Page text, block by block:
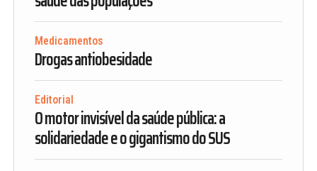
Medicamentos
Drogas antiobesidade
Editorial
O motor invisível da saúde pública: a
solidariedade e o gigantismo do SUS